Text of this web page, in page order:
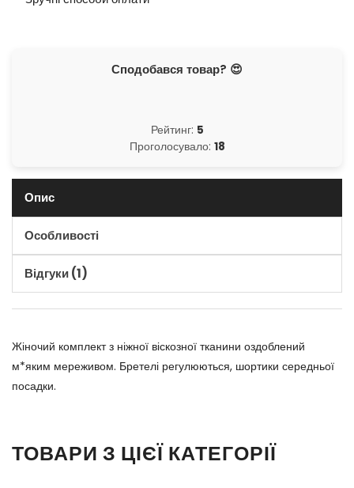
Сподобався товар? 😍
Рейтинг: 5
Проголосувало: 18
Опис
Особливості
Відгуки (1)
Жіночий комплект з ніжної віскозної тканини оздоблений
м*яким мереживом. Бретелі регулюються, шортики середньої
посадки.
ТОВАРИ З ЦІЄЇ КАТЕГОРІЇ